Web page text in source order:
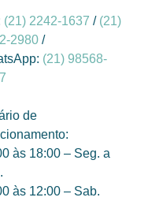
(21) 2242-1637 / (21)
2980 /
(21) 98568-
de
às 18:00 – Seg. a
às 12:00 – Sab.